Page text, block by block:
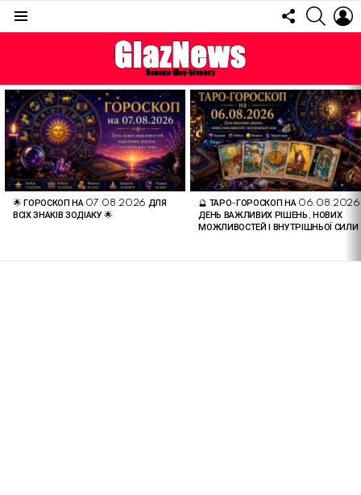
FOLLOW
US
ОСТАННІ
СТАТТІ
🌟 ГОРОСКОП НА 07.08.2026 ДЛЯ
ВСІХ ЗНАКІВ ЗОДІАКУ 🌟
🔮 ТАРО-ГОРОСКОП НА
ДЕНЬ ВАЖЛИВИХ РІШЕНЬ, НОВИХ
МОЖЛИВОСТЕЙ І ВНУТРІШНЬОЇ СИЛИ